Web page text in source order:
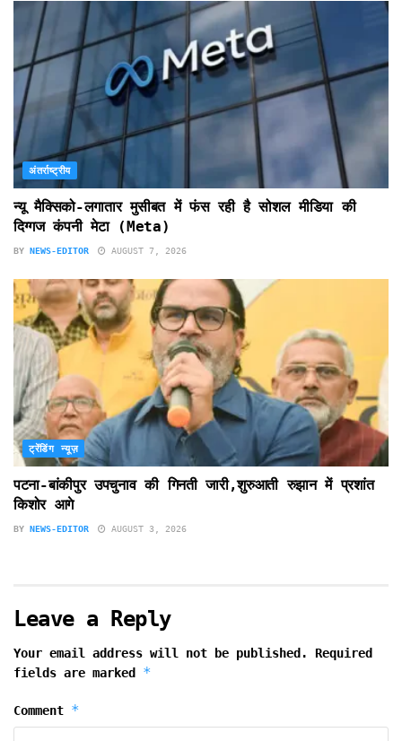
अंतर्राष्ट्रीय
न्यू मैक्सिको-लगातार मुसीबत में फंस रही है सोशल मीडिया की
दिग्गज कंपनी मेटा (Meta)
BY NEWS-EDITOR AUGUST 7, 2026
ट्रेंडिंग न्यूज़
पटना-बांकीपुर उपचुनाव की गिनती जारी,शुरुआती रुझान में प्रशांत
किशोर आगे
BY NEWS-EDITOR AUGUST 3, 2026
Leave a Reply
Your email address will not be published.
Required
fields are marked *
Comment *